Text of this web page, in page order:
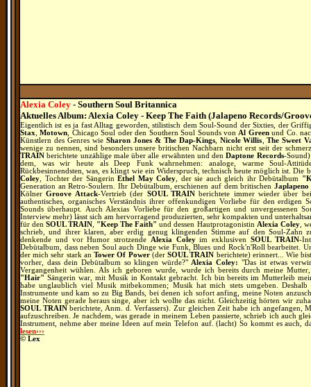
Alexia Coley - Southern Soul Britannica
Aktuelles Album: Alexia Coley - Keep The Faith (Jalapeno Records/
Eigentlich ist es ja fast Alltag geworden, stilistisch dem Soul-Sound der Sixties, der
Stax ,Motown , Chicago Soul oder den Southern Soul Sounds von Al Greenund Co.
Künstlern des Genres wie Sharon Jones & The Dap-Kings, Nicole Willis ,The Sweet
wenige zu nennen, sind besonders unsere britischen Nachbarn nicht erst seit der
TRAIN berichtete unzählige male über alle erwähnten und denDaptone Records-
dem, was wir heute als Deep Funk wahrnehmen: analoge, warme Soul-
Rückbesinnendsten, was, es klingt wie ein Widerspruch, technisch heute möglich ist. Die
Coley , Tochter der Sängerin Ethel May Coley , der sie auch gleich ihr Debütalbum
Generation an Retro-Soulern. Ihr Debütalbum, erschienen auf dem britischen Japlapeno
KölnerGroove Attack-Vertrieb (der SOUL TRAINberichtete immer wieder über
authentisches, organisches Verständnis ihrer offenkundigen Vorliebe für den erdigen
Sounds überhaupt. Auch Alexias Vorliebe für den großartigen und unvergessenen
Interview mehr) lässt sich am hervorragend produzierten, sehr kompakten und
für denSOUL TRAIN "Keep The Faith" und dessen Hautprotagonistin Alexia Coley,
schrieb, und ihrer klaren, aber erdig genug klingenden Stimme auf den Soul-Zahn
denkende und vor Humor strotzende
Alexia Coleyim exklusiven SOUL TRAIN-
Debütalbum, dass neben Soul auch Dinge wie Funk, Blues und Rock'n'Roll bearbeitet.
der mich sehr stark anTower Of Power (derSOUL TRAIN berichtete) erinnert... Wie
vorher, dass dein Debütalbum so klingen würde?" Alexia Coley:"Das ist etwas
Vergangenheit wühlen. Als ich geboren wurde, wurde ich bereits durch meine
"Hair" Sängerin war, mit Musik in Kontakt gebracht. Ich bin bereits im Mutterleib
habe unglaublich viel Musik mitbekommen; Musik hat mich stets umgeben.
Instrumente und kam so zu Big Bands, bei denen ich sofort anfing, meine Noten
meine Noten gerade heraus singe, aber ich wollte das nicht. Gleichzeitig hörten wir
SOUL TRAINberichtete, Anm. d. Verfassers). Zur gleichen Zeit habe ich angefangen,
aufzuschreiben. Je nachdem, was gerade in meinem Leben passierte, schrieb ich auch
Instrument, nehme aber meine Ideen auf mein Telefon auf. (lacht) So kommt es auch,
lesen›››
© Lex